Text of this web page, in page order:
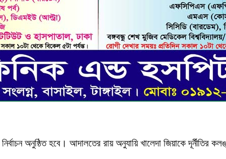
অনুষ্ঠিত হবে। আদালতের রায় অনুযায়ি খালেদা জিয়াকে দূর্নীতির